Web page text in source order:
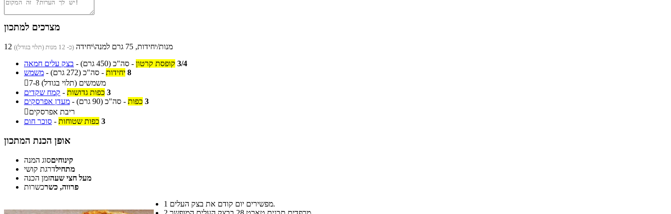
מצרכים למתכון
12 מנות/יחידות, 75 גרם למנה\יחידה (כ- 12 מנות (תלוי בגודל))
בצק עלים חמאה - 3/4 קופסת קרטון - סה"כ (450 גרם)
משמש - 8 יחידות - סה"כ (272 גרם)

7-8 משמשים (תלוי בגודל)
קמח שקדים - 3 כפות גדושות
מעדן אפרסקים - 3 כפות - סה"כ (90 גרם)
ריבת אפרסקים
סוכר חום - 3 כפות שטוחות
אופן הכנת המתכון
קינוחיםסוג המנה
מתחילדרגת קושי
מעל חצי שעהזמן הכנה
פרווה, כשרכשרות
1
מפשירים יום קודם את בצק העלים.